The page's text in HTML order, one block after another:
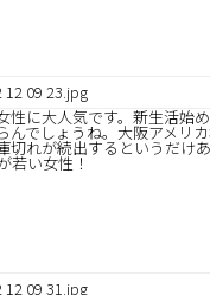
性に大人気です。新生活始
んでしょうね。大阪アメリ
切れが続出するというだけ
若い女性！